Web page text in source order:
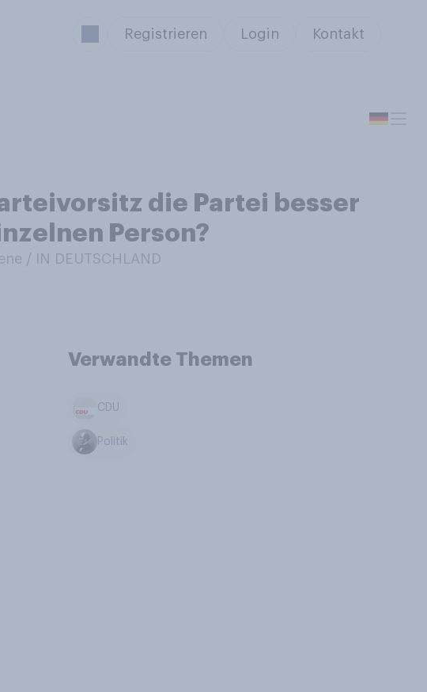
Registrieren Login Kontakt
die Partei besser
Person?
/ IN DEUTSCHLAND
Verwandte Themen
CDU
Politik